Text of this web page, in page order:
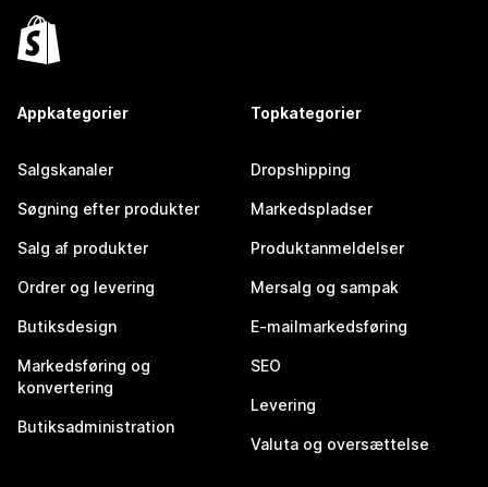
Appkategorier
Salgskanaler
Søgning efter produkter
Salg af produkter
Ordrer og levering
Butiksdesign
Markedsføring og
konvertering
Butiksadministration
Topkategorier
Dropshipping
Markedspladser
Produktanmeldelser
Mersalg og sampak
E-mailmarkedsføring
SEO
Levering
Valuta og oversættelse